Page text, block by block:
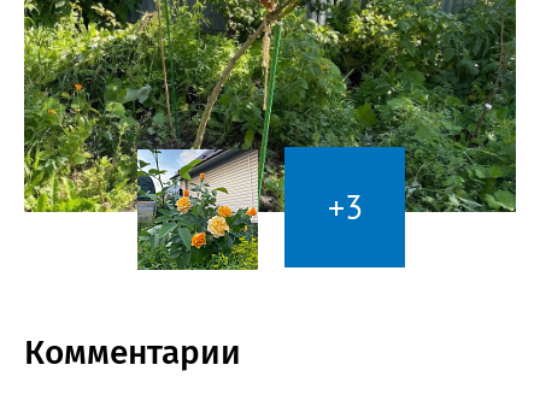
+3
Комментарии